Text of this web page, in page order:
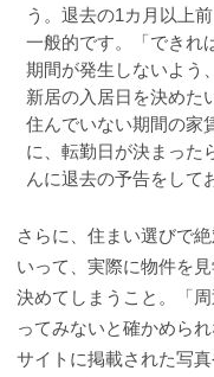
う。退去の1カ月以上
一般的です。「できれ
期間が発生しないよう
新居の入居日を決めた
住んでいない期間の家
に、転勤日が決まった
んに退去の予告をして
さらに、住まい選びで
いって、実際に物件を
決めてしまうこと。「
ってみないと確かめら
サイトに掲載された写